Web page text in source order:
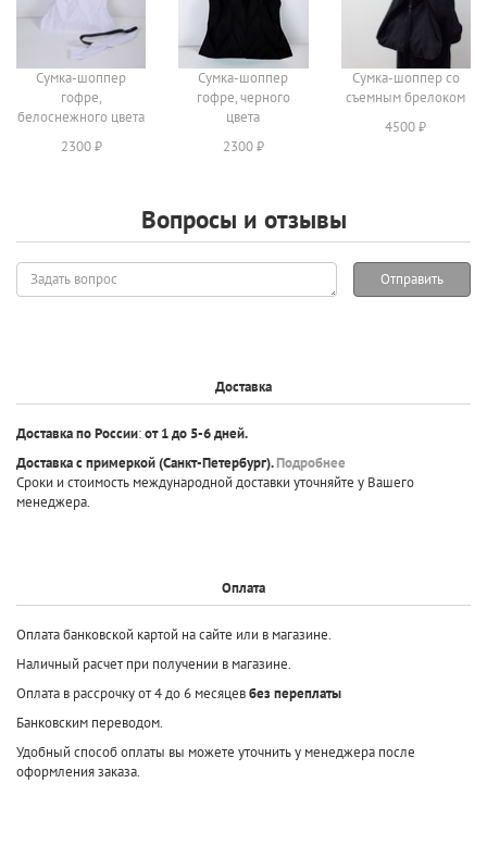
Сумка-шоппер
гофре,
белоснежного цвета
2300 ₽
Сумка-шоппер
гофре, черного
цвета
2300 ₽
Сумка-шоппер со
съемным брелоком
4500 ₽
Вопросы и отзывы
Задать
вопрос
Отправить
Доставка
Доставка по России:от 1 до 5-6 дней.
Доставка с примеркой(Санкт-Петербург).Подробнее
Сроки и стоимость международной доставки уточняйте у Вашего
менеджера.
Оплата
Оплата банковской картой на сайте или в магазине.
Наличный расчет при получении в магазине.
Оплата в рассрочку от 4 до 6 месяцевбез переплаты
Банковским переводом.
Удобный способ оплаты вы можете уточнить у менеджера после
оформления заказа.